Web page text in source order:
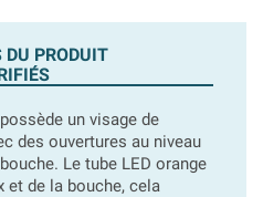
DU PRODUIT
possède un visage de
des ouvertures au niveau
Le tube LED orange
et de la bouche, cela